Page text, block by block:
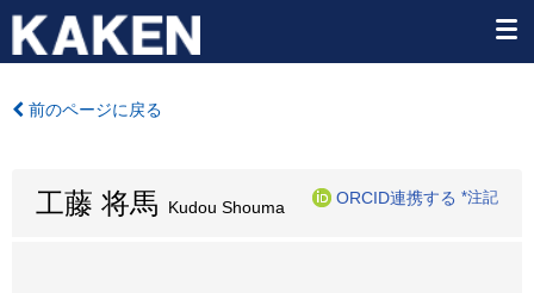
前のページに戻る
工藤 将馬 Kudou Shouma
ORCID連携する *注記